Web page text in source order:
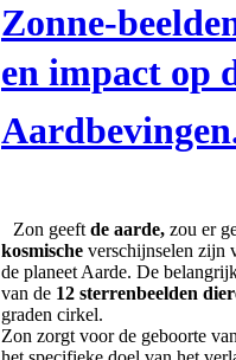
Zonne-
en impact op
Zon geeft de aarde, zou er
kosmische verschijnselen zijn
de planeet Aarde. De
van de 12 sterrenbeelden
graden cirkel.
Zon zorgt voor de geboorte